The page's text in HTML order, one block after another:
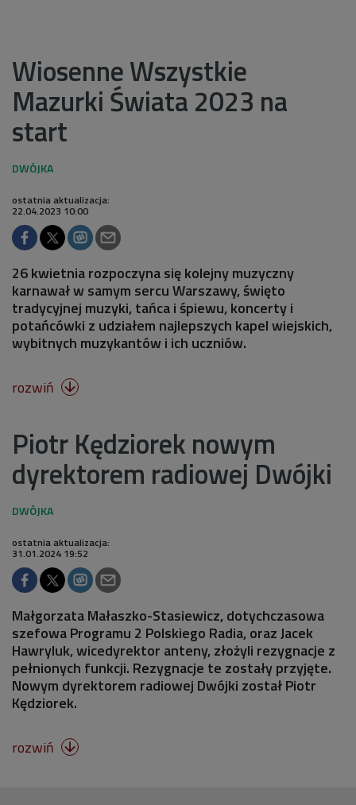
Wiosenne Wszystkie
Mazurki Świata 2023 na
start
ostatnia aktualizacja:
22.04.2023 10:00
26 kwietnia rozpoczyna się kolejny muzyczny
karnawał w samym sercu Warszawy, święto
tradycyjnej muzyki, tańca i śpiewu, koncerty i
potańcówki z udziałem najlepszych kapel wiejskich,
wybitnych muzykantów i ich uczniów.
rozwiń 
Piotr Kędziorek nowym
dyrektorem radiowej Dwójki
ostatnia aktualizacja:
31.01.2024 19:52
Małgorzata Małaszko-Stasiewicz, dotychczasowa
szefowa Programu 2 Polskiego Radia, oraz Jacek
Hawryluk, wicedyrektor anteny, złożyli rezygnacje z
pełnionych funkcji. Rezygnacje te zostały przyjęte.
Nowym dyrektorem radiowej Dwójki został Piotr
Kędziorek.
rozwiń 